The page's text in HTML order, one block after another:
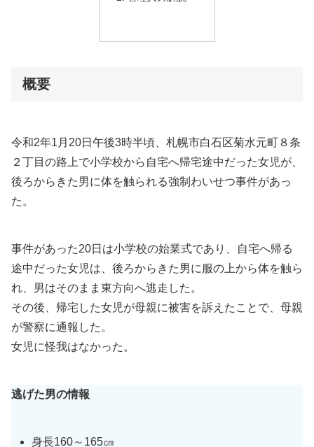
概要
令和2年1月20日午後3時半頃、札幌市白石区菊水元町８条
２丁目の路上で小学校から自宅へ帰宅途中だった女児が、
後ろからきた男に体を触られる強制わいせつ事件があっ
た。
事件があった20日は小学校の始業式であり、自宅へ帰る
途中だった女児は、後ろからきた男に服の上から体を触ら
れ、男はそのまま東方向へ逃走した。
その後、帰宅した女児が母親に被害を訴えたことで、母親
が警察に通報した。
女児に怪我はなかった。
逃げた男の情報
身長160～165㎝